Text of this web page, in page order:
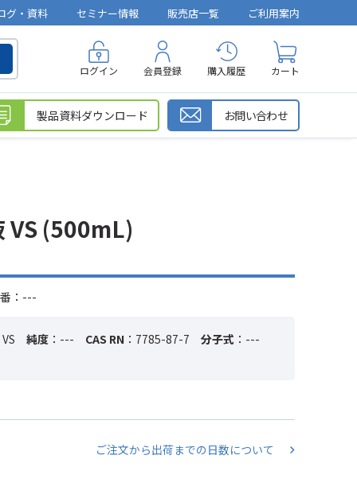
グ・資料 セミナー情報 販売店一覧 ご利用案内
ログイン 会員登録 購入履歴 カート
製品資料ダウンロード お問い合わせ
(500mL)
：---
純度 ：--- CAS RN ：7785-87-7 分子式 ：---
ご注文から出荷までの日数について